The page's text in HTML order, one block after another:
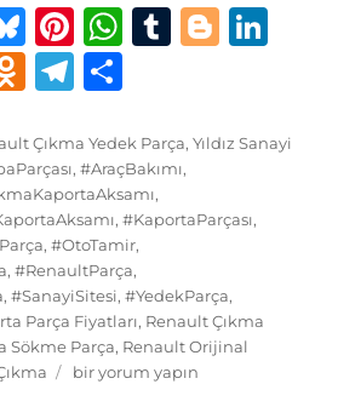
B
lu
e
s
k
y
Pi
n
te
re
st
W
s
A
p
p
T
bl
r
B
g e
O
n
o
kl
a
ss
ni
ki
T
e
g
r
a
m
a
re
Çıkma Yedek Parça,Yıldız Sanayi
,#AraçBakımı,
,
,#KaportaParçası,
,#OtoTamir,
,#RenaultParça,
,#SanayiSitesi,#YedekParça,
Parça Fiyatları, Renault Çıkma
Sökme Parça, Renault Orijinal
Renault
bir yorum yapın